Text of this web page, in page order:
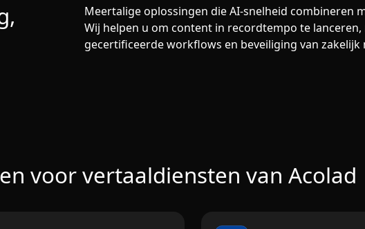
Meertalige oplossingen die AI-snelheid combineren
Wij helpen u om content in recordtempo te lanceren,
gecertificeerde workflows en beveiliging van zakelijk
voor vertaaldiensten van Acolad